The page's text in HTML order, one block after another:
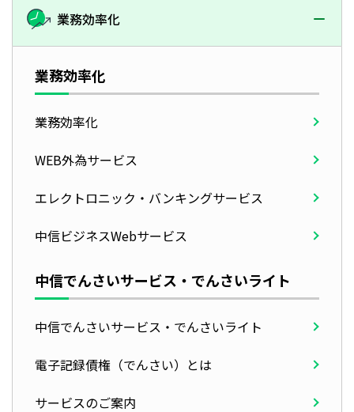
業務効率化
業務効率化
業務効率化
WEB外為サービス
エレクトロニック・バンキングサービス
中信ビジネスWebサービス
中信でんさいサービス・でんさいライト
中信でんさいサービス・でんさいライト
電子記録債権（でんさい）とは
サービスのご案内